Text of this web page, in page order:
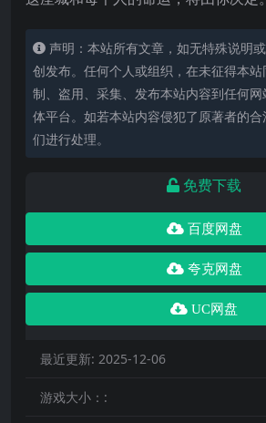
声明：本站所有文章，如无特殊说明
创发布。任何个人或组织，在未征得本站
制、盗用、采集、发布本站内容到任何
体平台。如若本站内容侵犯了原著者的
们进行处理。
免费下载
百度网盘
夸克网盘
UC网盘
最近更新: 2025-12-06
游戏大小：: